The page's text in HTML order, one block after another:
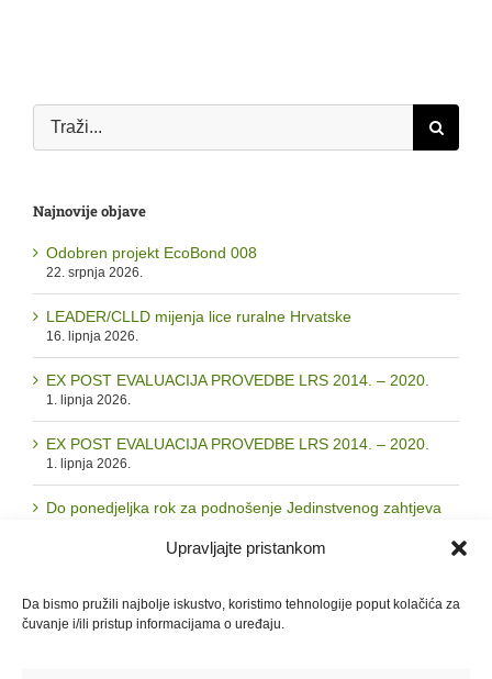
Upravljajte pristankom
Da bismo pružili najbolje iskustvo, koristimo tehnologije poput kolačića za
čuvanje i/ili pristup informacijama o uređaju.
Traži...
Najnovije objave
Odobren projekt EcoBond 008
22. srpnja 2026.
LEADER/CLLD mijenja lice ruralne Hrvatske
16. lipnja 2026.
EX POST EVALUACIJA PROVEDBE LRS 2014. – 2020.
1. lipnja 2026.
EX POST EVALUACIJA PROVEDBE LRS 2014. – 2020.
1. lipnja 2026.
Do ponedjeljka rok za podnošenje Jedinstvenog zahtjeva
Arhiva